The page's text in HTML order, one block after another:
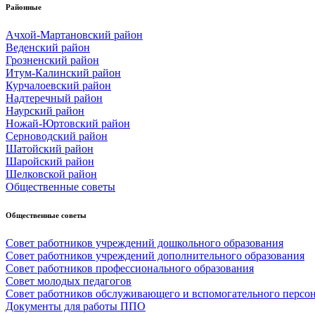
Районные
Ачхой-Мартановский район
Веденский район
Грозненский район
Итум-Калинский район
Курчалоевский район
Надтеречный район
Наурский район
Ножай-Юртовский район
Серноводский район
Шатойский район
Шаройский район
Шелковской район
Общественные советы
Общественные советы
Совет работников учреждений дошкольного образования
Совет работников учреждений дополнительного образования
Совет работников профессионального образования
Совет молодых педагогов
Совет работников обслуживающего и вспомогательного
Документы для работы ППО